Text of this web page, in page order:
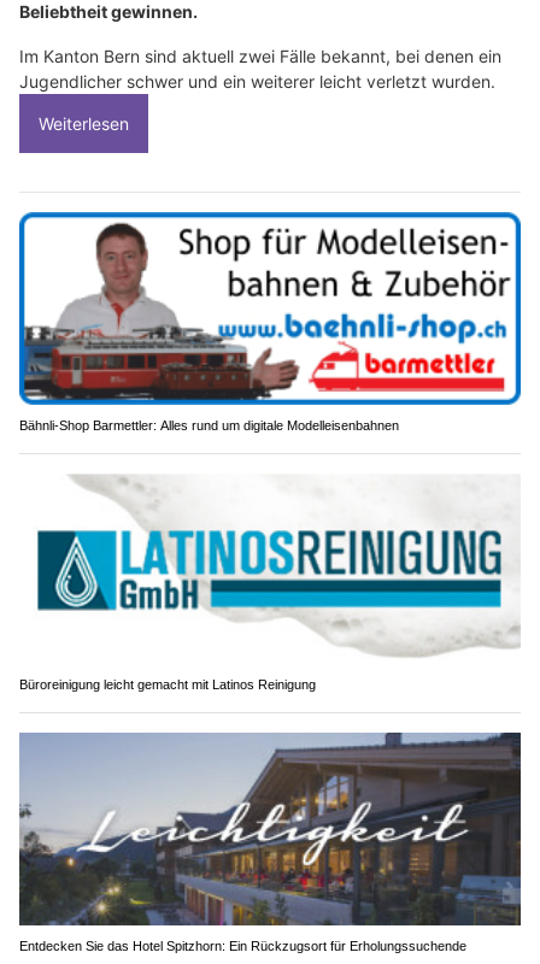
Beliebtheit gewinnen.
Im Kanton Bern sind aktuell zwei Fälle bekannt, bei denen ein
Jugendlicher schwer und ein weiterer leicht verletzt wurden.
Weiterlesen
Bähnli-Shop Barmettler: Alles rund um digitale Modelleisenbahnen
Büroreinigung leicht gemacht mit Latinos Reinigung
Entdecken Sie das Hotel Spitzhorn: Ein Rückzugsort für Erholungssuchende